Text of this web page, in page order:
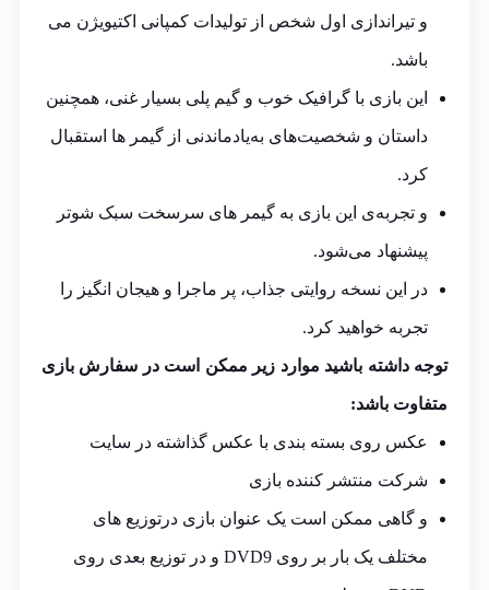
و تیراندازی اول شخص از تولیدات کمپانی اکتیویژن می
باشد.
این بازی با گرافیک خوب و گیم پلی بسیار غنی، همچنین
داستان و شخصیت‌های به‌یادماندنی از گیمر ها استقبال
کرد.
و تجربه‌ی این بازی به گیمر های سرسخت سبک شوتر
پیشنهاد می‌شود.
در این نسخه روایتی جذاب، پر ماجرا و هیجان انگیز را
تجربه خواهید کرد.
توجه داشته باشید موارد زیر ممکن است در سفارش بازی
متفاوت باشد:
عکس روی بسته بندی با عکس گذاشته در سایت
شرکت منتشر کننده بازی
و گاهی ممکن است یک عنوان بازی درتوزیع های
مختلف یک بار بر روی DVD9 و در توزیع بعدی روی